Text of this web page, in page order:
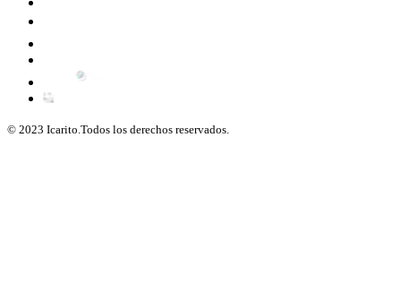
© 2023 Icarito.Todos los derechos reservados.